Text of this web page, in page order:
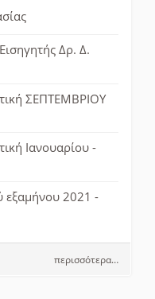
Δρ. Δ.
ΣΕΠΤΕΜΒΡΙΟΥ
Ιανουαρίου -
εξαμήνου 2021 -
περισσότερα…